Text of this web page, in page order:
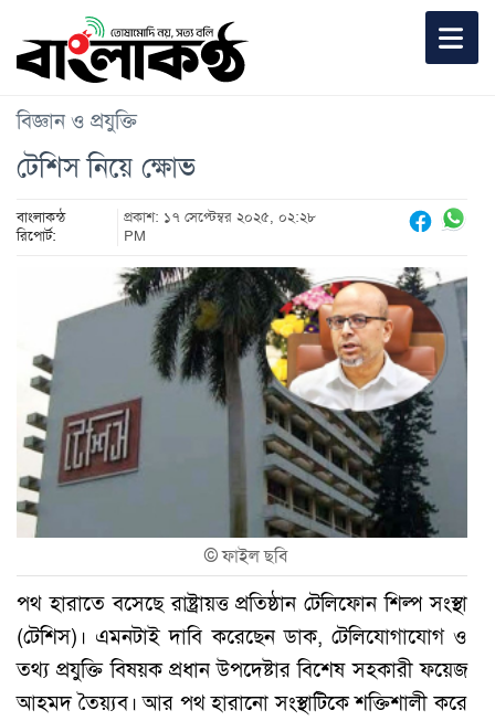
বিজ্ঞান ও প্রযুক্তি
টেশিস নিয়ে ক্ষোভ
বাংলাকন্ঠ
রিপোর্ট:
প্রকাশ: ১৭ সেপ্টেম্বর ২০২৫, ০২:২৮
PM
©ফাইল ছবি
পথ হারাতে বসেছে রাষ্ট্রায়ত্ত প্রতিষ্ঠান টেলিফোন শিল্প সংস্থা
(টেশিস)। এমনটাই দাবি করেছেন ডাক, টেলিযোগাযোগ ও
তথ্য প্রযুক্তি বিষয়ক প্রধান উপদেষ্টার বিশেষ সহকারী ফয়েজ
আহমদ তৈয়্যব। আর পথ হারানো সংস্থাটিকে শক্তিশালী করে